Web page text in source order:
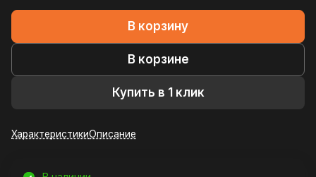
В корзину
В корзине
Купить в 1 клик
ХарактеристикиОписание